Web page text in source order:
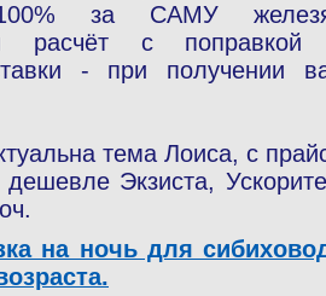
за САМУ
расчёт с поправкой
- при получении
тема Лоиса, с
Экзиста,
на ночь для